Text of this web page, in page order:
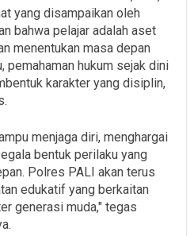
yang disampaikan oleh
bahwa pelajar adalah aset
menentukan masa depan
pemahaman hukum sejak dini
karakter yang disiplin,
menjaga diri, menghargai
bentuk perilaku yang
Polres PALI akan terus
edukatif yang berkaitan
generasi muda," tegas